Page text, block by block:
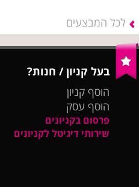
לכל המבצעים
בעל קניון / חנות?
הוסף קניון
הוסף עסק
פרסום בקניונים
שירותי דיגיטל לקניונים